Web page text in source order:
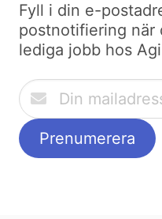
Fyll i din e-
postnotifiering
lediga jobb hos